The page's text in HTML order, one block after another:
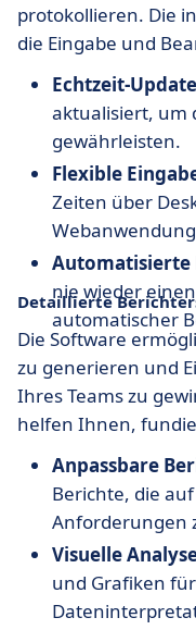
protokollieren. Die
die Eingabe und
Echtzeit-
aktualisiert, um
gewährleisten.
Flexible
Zeiten über
Automatisierte
nie wieder
automatischer
Detaillierte
Die Software
zu generieren und
Ihres Teams zu
helfen Ihnen,
Anpassbare
Berichte, die
Anforderungen
Visuelle
und Grafiken